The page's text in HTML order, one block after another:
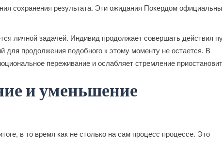
сохранения результата. Эти ожидания Покердом
личной задачей. Индивид продолжает совершать действия
для продолжения подобного к этому моменту не остается. В
переживание и ослабляет стремление
и уменьшение
в то время как не столько на сам процесс процессе. Это